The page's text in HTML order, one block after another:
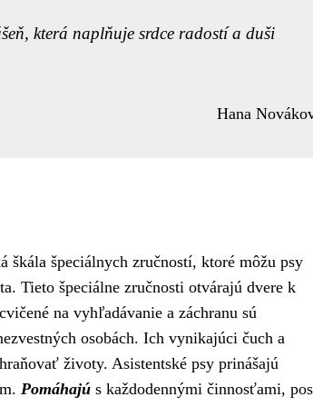
která naplňuje srdce radostí a duši
Hana
škála špeciálnych zručností, ktoré môžu psy
Tieto špeciálne zručnosti otvárajú dvere k
na vyhľadávanie a záchranu sú
osobách. Ich vynikajúci čuch a
životy. Asistentské psy prinášajú
Pomáhajú s každodennými činnosťami,